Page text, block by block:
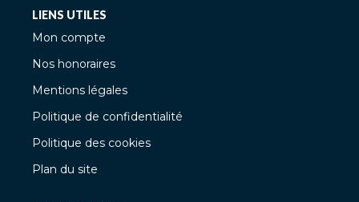
LIENS UTILES
Mon compte
Nos honoraires
Mentions légales
Politique de confidentialité
Politique des cookies
Plan du site